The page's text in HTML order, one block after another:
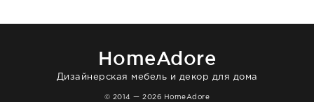
HomeAdore
Дизайнерская мебель и декор для дома
© 2014 — 2026 HomeAdore